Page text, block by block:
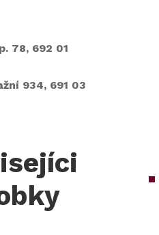
78, 692 01
934, 691 03